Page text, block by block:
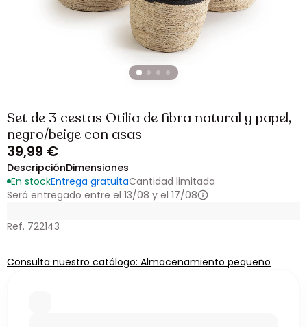
Set de 3 cestas Otilia de fibra natural y papel,
negro/beige con asas
39,99 €
DescripciónDimensiones
En stockEntrega gratuitaCantidad limitada
Será entregado entre el 13/08 y el 17/08
Ref. 722143
Consulta nuestro catálogo: Almacenamiento pequeño